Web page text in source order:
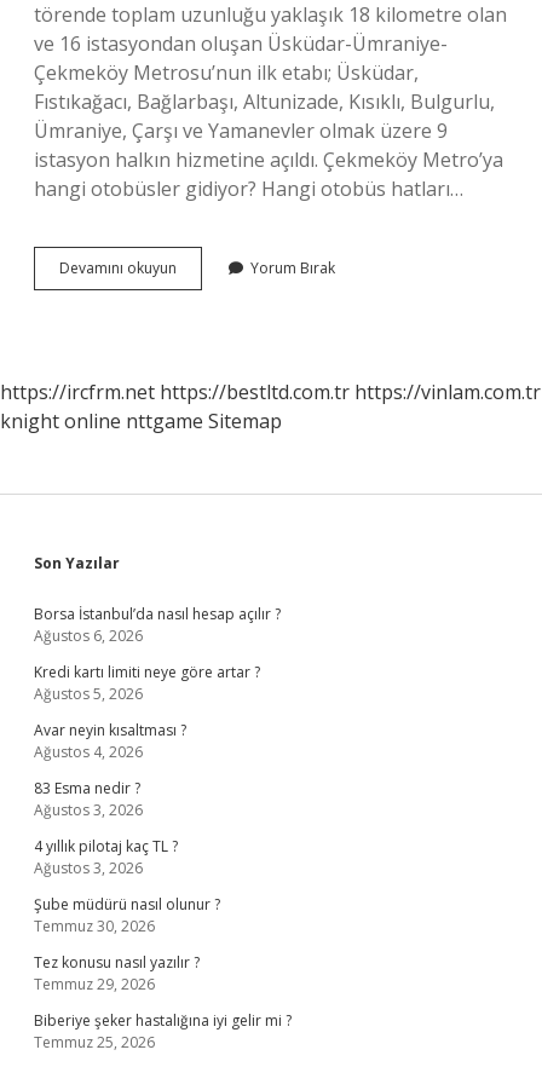
törende toplam uzunluğu yaklaşık 18 kilometre olan
ve 16 istasyondan oluşan Üsküdar-Ümraniye-
Çekmeköy Metrosu’nun ilk etabı; Üsküdar,
Fıstıkağacı, Bağlarbaşı, Altunizade, Kısıklı, Bulgurlu,
Ümraniye, Çarşı ve Yamanevler olmak üzere 9
istasyon halkın hizmetine açıldı. Çekmeköy Metro’ya
hangi otobüsler gidiyor? Hangi otobüs hatları…
Devamını okuyun Çekmeköy
Metro
Yorum Bırak
https://ircfrm.net https://bestltd.com.tr https://vinlam.com.tr
knight online nttgame Sitemap
Sidebar
Son Yazılar
Borsa İstanbul’da nasıl hesap açılır ?
Ağustos 6, 2026
Kredi kartı limiti neye göre artar ?
Ağustos 5, 2026
Avar neyin kısaltması ?
Ağustos 4, 2026
83 Esma nedir ?
Ağustos 3, 2026
4 yıllık pilotaj kaç TL ?
Ağustos 3, 2026
Şube müdürü nasıl olunur ?
Temmuz 30, 2026
Tez konusu nasıl yazılır ?
Temmuz 29, 2026
Biberiye şeker hastalığına iyi gelir mi ?
Temmuz 25, 2026